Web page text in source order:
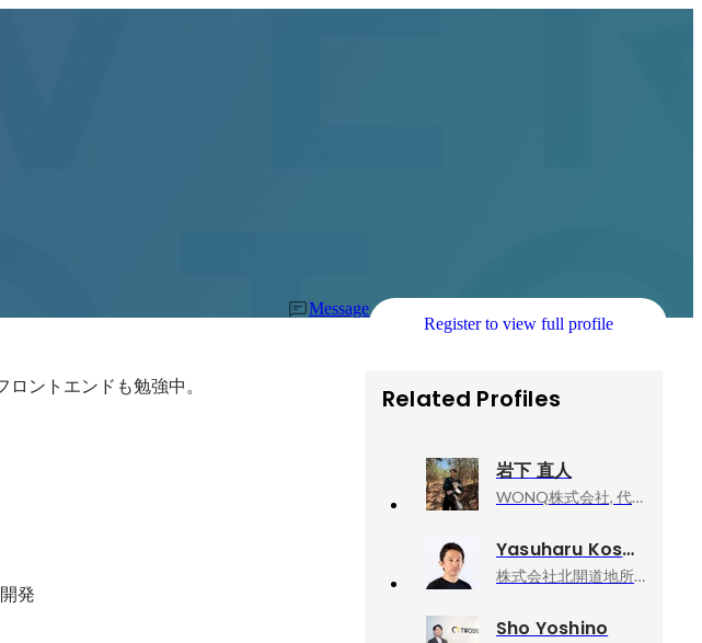
Message
Register to view full profile
ントエンドも勉強中。
発
Related Profiles
岩下 直人
WONQ株式会社, 代表取締役
Yasuharu Kosone
株式会社北開道地所, 最高人事責任者 (CHRO)
Sho Yoshino